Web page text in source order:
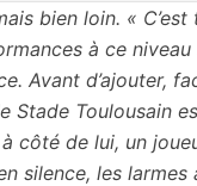
bien loin. «
à ce niveau
Avant d’ajouter,
Stade Toulousain
côté de lui, un
silence, les larmes